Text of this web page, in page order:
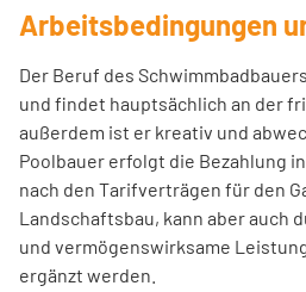
Arbeitsbedingungen
Der Beruf des
und findet hauptsächlich an der
außerdem ist er kreativ und
Poolbauer erfolgt die Bezahlung
nach den Tarifverträgen für den
Landschaftsbau, kann aber auch
und vermögenswirksame
ergänzt werden.